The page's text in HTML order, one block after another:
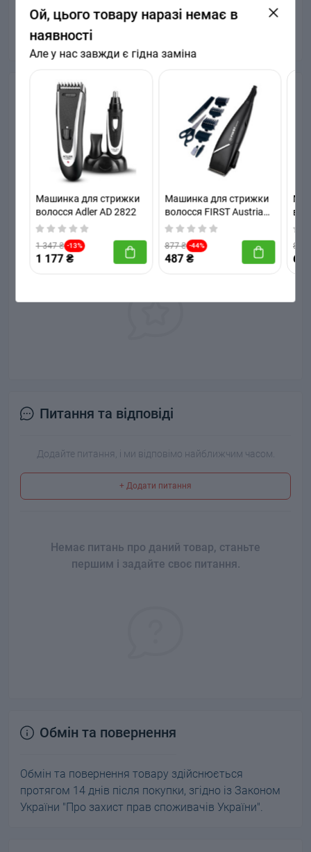
Час зарядки: 4 год
Час роботи: 45 хв
Відгуки
Немає відгуків про цей товар.
+ Додати відгук
Немає відгуків про цей товар, станьте
першим, залиште свій відгук.
Питання та відповіді
Додайте питання, і ми відповімо найближчим часом.
+ Додати питання
Немає питань про даний товар, станьте
першим і задайте своє питання.
Обмін та повернення
Обмін та повернення товару здійснюється
протягом 14 днів після покупки, згідно із Законом
України "Про захист прав споживачів України".
Ой, цього товару наразі немає в
наявності
Але у нас завжди є гідна заміна
Машинка для стрижки
волосся Adler AD 2822
1 347 ₴ -13%
1 177 ₴
Машинка для стрижки
волосся FIRST Austria
FA-5674-4
877 ₴ -44%
487 ₴
877